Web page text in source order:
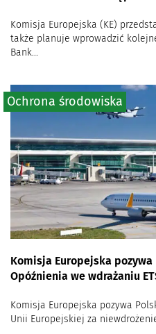
Komisja Europejska (KE)
także planuje wprowadzić
Bank...
Komisja Europejska
Opóźnienia we wdrażaniu
Komisja Europejska pozywa
Unii Europejskiej za
Ochrona środowiska